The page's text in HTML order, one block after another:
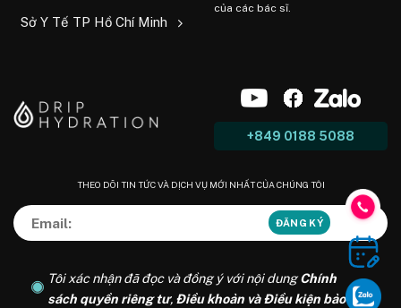
Sở Y Tế TP Hồ Chí Minh
của các bác sĩ.
+849 0188 5088
THEO DÕI TIN TỨC VÀ DỊCH VỤ MỚI NHẤT CỦA CHÚNG TÔI
Tôi xác nhận đã đọc và đồng ý với nội dungChính
sách quyền riêng tư, Điều khoản và Điều kiện bảo